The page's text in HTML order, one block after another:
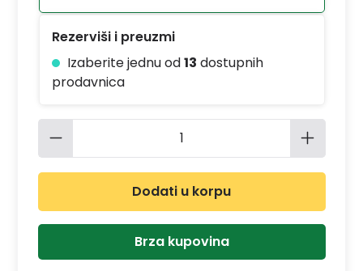
Rezerviši i preuzmi
Izaberite jednu od13 dostupnih
prodavnica
Količina proizvoda: Unesite
Dodati u korpu
Brza kupovina